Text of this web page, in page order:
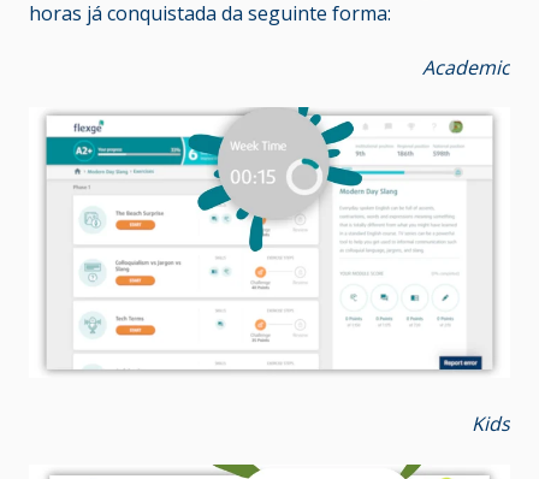
horas já conquistada da seguinte forma:
Academic
Kids